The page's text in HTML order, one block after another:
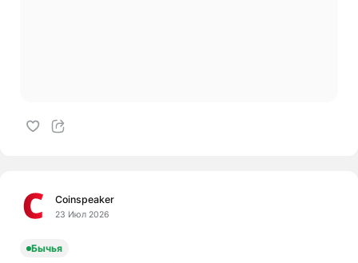
Coinspeaker
23 Июл 2026
Бычья